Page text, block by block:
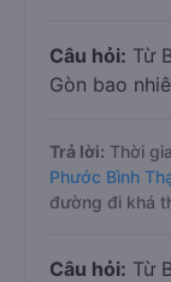
Câu hỏi: Từ
Gòn bao
Trả lời: Thời
Phước Bình
đường đi khá
Câu hỏi: Từ